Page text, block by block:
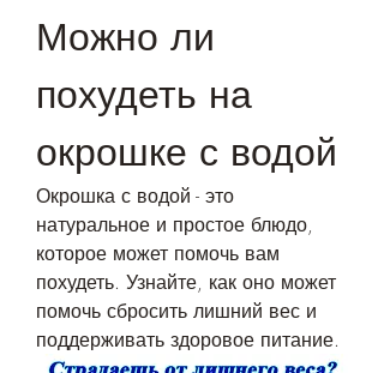
Можно ли
похудеть на
окрошке с водой
Окрошка с водой - это
натуральное и простое блюдо,
которое может помочь вам
похудеть. Узнайте, как оно может
помочь сбросить лишний вес и
поддерживать здоровое питание.